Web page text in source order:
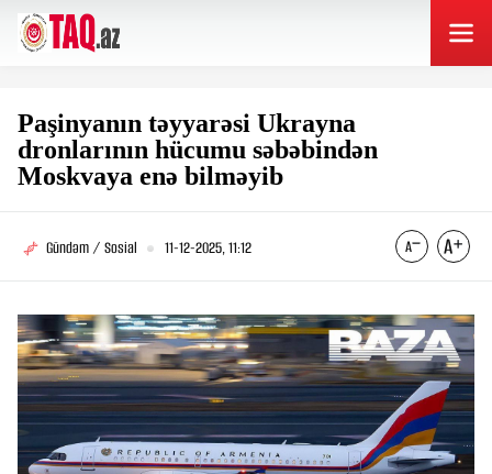
Paşinyanın təyyarəsi Ukrayna
dronlarının hücumu səbəbindən
Moskvaya enə bilməyib
Gündəm / Sosial 11-12-2025, 11:12